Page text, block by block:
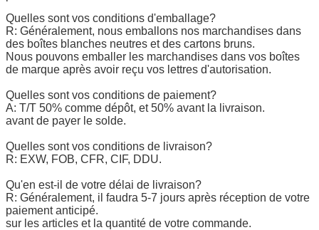
Quelles sont vos conditions d'emballage?
R: Généralement, nous emballons nos marchandises dans
des boîtes blanches neutres et des cartons bruns.
Nous pouvons emballer les marchandises dans vos boîtes
de marque après avoir reçu vos lettres d'autorisation.
Quelles sont vos conditions de paiement?
A: T/T 50% comme dépôt, et 50% avant la livraison.
avant de payer le solde.
Quelles sont vos conditions de livraison?
R: EXW, FOB, CFR, CIF, DDU.
Qu'en est-il de votre délai de livraison?
R: Généralement, il faudra 5-7 jours après réception de votre
paiement anticipé.
sur les articles et la quantité de votre commande.